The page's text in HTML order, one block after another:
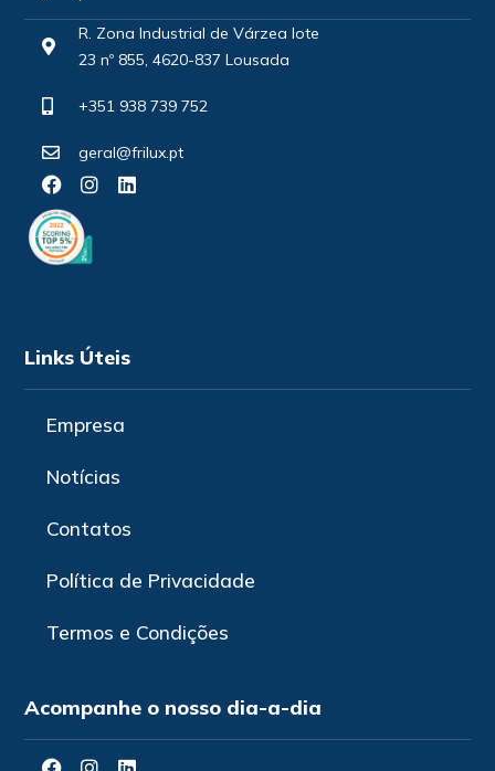
R. Zona Industrial de Várzea lote
23 nº 855, 4620-837 Lousada
+351 938 739 752
geral@frilux.pt
Links Úteis
Empresa
Notícias
Contatos
Política de Privacidade
Termos e Condições
Acompanhe o nosso dia-a-dia